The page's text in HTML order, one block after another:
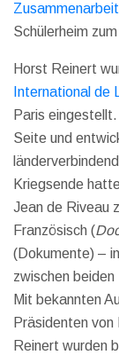
Zusammenarbeit
Schülerheim
Horst Reinert
International de
Paris
Seite und
Kriegsende
Jean de Riveau
Französisch (
(Dokumente) –
zwischen
Mit bekannten
Präsidenten
Reinert wurden